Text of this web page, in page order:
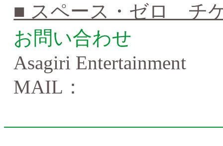
■ スペース・ゼロ チ
お問い合わせ
Asagiri Entertainment
MAIL：